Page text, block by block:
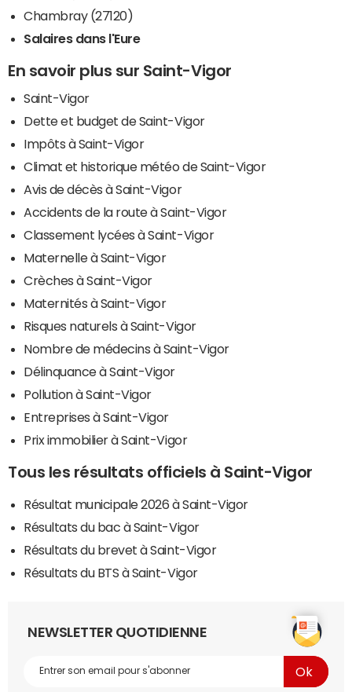
Chambray (27120)
Salaires dans l'Eure
En savoir plus sur Saint-Vigor
Saint-Vigor
Dette et budget de Saint-Vigor
Impôts à Saint-Vigor
Climat et historique météo de Saint-Vigor
Avis de décès à Saint-Vigor
Accidents de la route à Saint-Vigor
Classement lycées à Saint-Vigor
Maternelle à Saint-Vigor
Crèches à Saint-Vigor
Maternités à Saint-Vigor
Risques naturels à Saint-Vigor
Nombre de médecins à Saint-Vigor
Délinquance à Saint-Vigor
Pollution à Saint-Vigor
Entreprises à Saint-Vigor
Prix immobilier à Saint-Vigor
Tous les résultats officiels à Saint-Vigor
Résultat municipale 2026 à Saint-Vigor
Résultats du bac à Saint-Vigor
Résultats du brevet à Saint-Vigor
Résultats du BTS à Saint-Vigor
NEWSLETTER QUOTIDIENNE